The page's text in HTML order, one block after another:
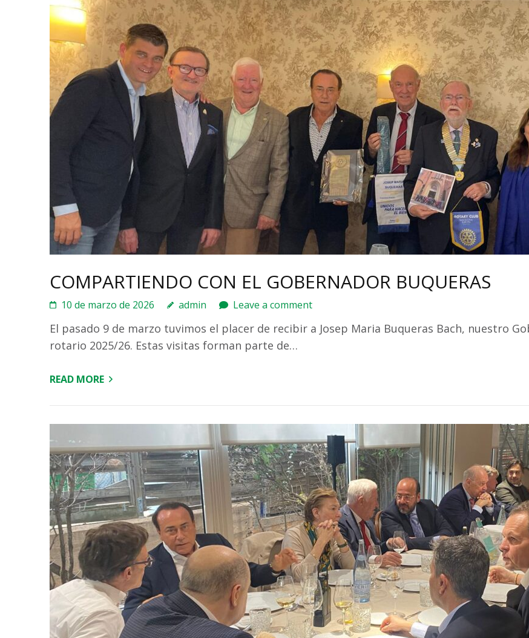
COMPARTIENDO CON EL GOBERNADOR BUQUERAS
10 de marzo de 2026 admin Leave a comment
El pasado 9 de marzo tuvimos el placer de recibir a Josep Maria Buqueras Bach, nuestro
rotario 2025/26. Estas visitas forman parte de…
READ MORE